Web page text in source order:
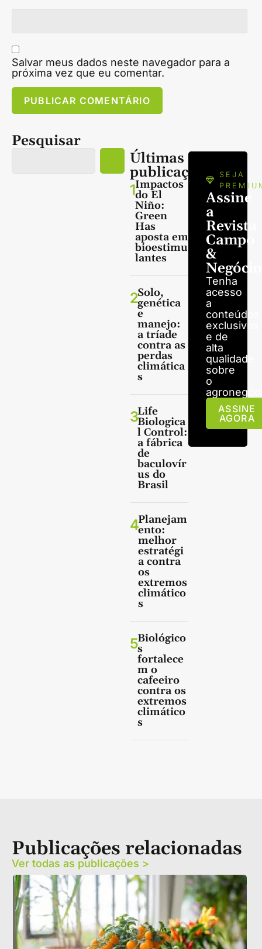
Salvar meus dados neste navegador para a
próxima vez que eu comentar.
Pesquisar
Últimas
publicações
1Impactos
do El
Niño:
Green
Has
aposta em
bioestimu
lantes
2Solo,
genética
e
manejo:
a tríade
contra as
perdas
climática
s
3Life
Biologica
l Control:
a fábrica
de
baculovír
us do
Brasil
4Planejam
ento:
melhor
estratégi
a contra
os
extremos
climático
s
5Biológico
s
fortalece
m o
cafeeiro
contra os
extremos
climático
s
SEJA
Assine
a
Revista
Campo
&
Tenha
acesso
a
conteúdos
exclusivos
e de
alta
qualidade
sobre
o
ASSINE
AGORA
Publicações relacionadas
Ver todas as publicações >